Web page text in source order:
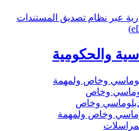
عبر نظام تصديق المستندات
والحكومية
وخاص ولمهمة
وخاص
وخاص
وخاص ولمهمة